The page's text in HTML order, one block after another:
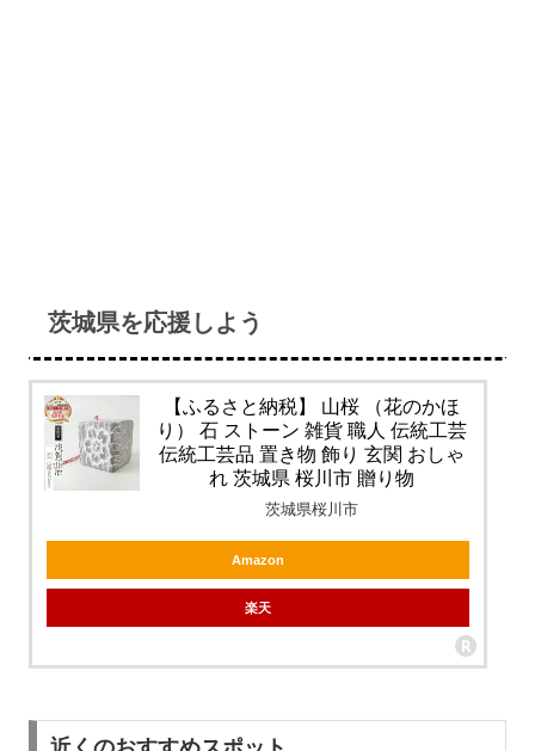
茨城県を応援しよう
【ふるさと納税】 山桜 （花のかほ
り） 石 ストーン 雑貨 職人 伝統工芸
伝統工芸品 置き物 飾り 玄関 おしゃ
れ 茨城県 桜川市 贈り物
茨城県桜川市
Amazon
楽天